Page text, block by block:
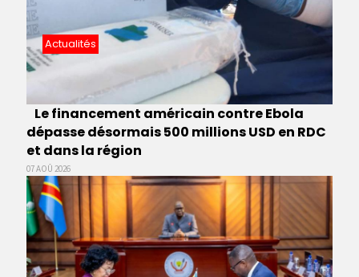
Actualités
Le financement américain contre Ebola
dépasse désormais 500 millions USD en RDC
et dans la région
07 AOÛ 2026